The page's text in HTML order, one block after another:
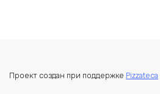
Проект создан при поддержке Pizzateca